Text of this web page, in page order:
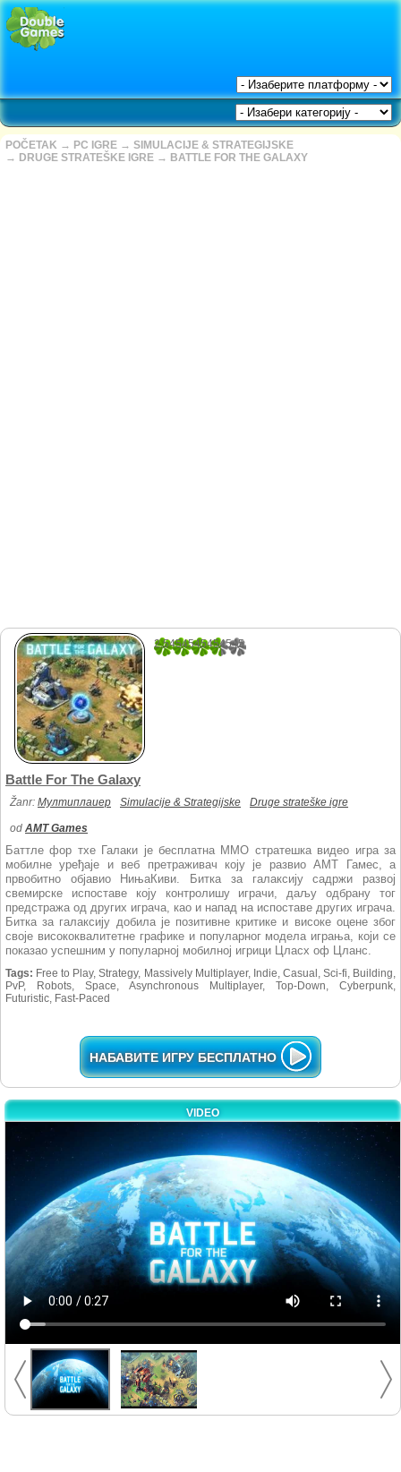
POČETAK → PC IGRE → SIMULACIJE & STRATEGIJSKE
→ DRUGE STRATEŠKE IGRE → BATTLE FOR THE GALAXY
2.5454545454545
Battle For The Galaxy
Žanr: Мултиплаиер Simulacije & Strategijske Druge strateške igre
od AMT Games
Баттле фор тхе Галаки је бесплатна ММО стратешка видео игра за
мобилне уређаје и веб претраживач коју је развио АМТ Гамес, а
првобитно објавио НињаКиви. Битка за галаксију садржи развој
свемирске испоставе коју контролишу играчи, даљу одбрану тог
предстража од других играча, као и напад на испоставе других играча.
Битка за галаксију добила је позитивне критике и високе оцене због
своје висококвалитетне графике и популарног модела играња, који се
показао успешним у популарној мобилној игрици Цласх оф Цланс.
Tags: Free to Play, Strategy, Massively Multiplayer, Indie, Casual, Sci-fi, Building,
PvP, Robots, Space, Asynchronous Multiplayer, Top-Down, Cyberpunk,
Futuristic, Fast-Paced
НАБАВИТЕ ИГРУ БЕСПЛАТНО
VIDEO